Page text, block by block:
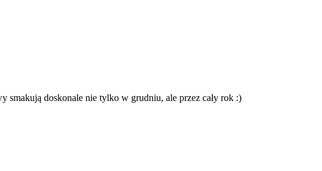
smakują doskonale nie tylko w grudniu, ale przez cały rok :)